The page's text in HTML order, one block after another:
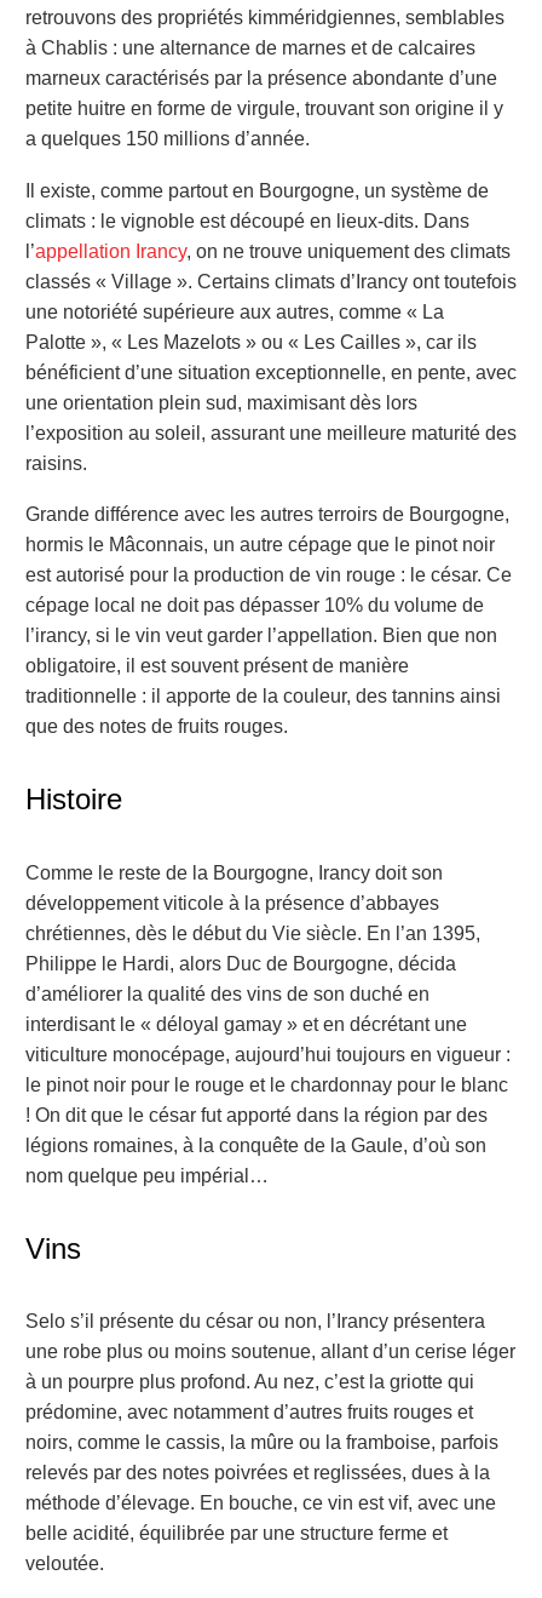
retrouvons des propriétés kimméridgiennes, semblables
à Chablis : une alternance de marnes et de calcaires
marneux caractérisés par la présence abondante d’une
petite huitre en forme de virgule, trouvant son origine il y
a quelques 150 millions d’année.
Il existe, comme partout en Bourgogne, un système de
climats : le vignoble est découpé en lieux-dits. Dans
l’appellation Irancy, on ne trouve uniquement des climats
classés « Village ». Certains climats d’Irancy ont toutefois
une notoriété supérieure aux autres, comme « La
Palotte », « Les Mazelots » ou « Les Cailles », car ils
bénéficient d’une situation exceptionnelle, en pente, avec
une orientation plein sud, maximisant dès lors
l’exposition au soleil, assurant une meilleure maturité des
raisins.
Grande différence avec les autres terroirs de Bourgogne,
hormis le Mâconnais, un autre cépage que le pinot noir
est autorisé pour la production de vin rouge : le césar. Ce
cépage local ne doit pas dépasser 10% du volume de
l’irancy, si le vin veut garder l’appellation. Bien que non
obligatoire, il est souvent présent de manière
traditionnelle : il apporte de la couleur, des tannins ainsi
que des notes de fruits rouges.
Histoire
Comme le reste de la Bourgogne, Irancy doit son
développement viticole à la présence d’abbayes
chrétiennes, dès le début du Vie siècle. En l’an 1395,
Philippe le Hardi, alors Duc de Bourgogne, décida
d’améliorer la qualité des vins de son duché en
interdisant le « déloyal gamay » et en décrétant une
viticulture monocépage, aujourd’hui toujours en vigueur :
le pinot noir pour le rouge et le chardonnay pour le blanc
! On dit que le césar fut apporté dans la région par des
légions romaines, à la conquête de la Gaule, d’où son
nom quelque peu impérial…
Vins
Selo s’il présente du césar ou non, l’Irancy présentera
une robe plus ou moins soutenue, allant d’un cerise léger
à un pourpre plus profond. Au nez, c’est la griotte qui
prédomine, avec notamment d’autres fruits rouges et
noirs, comme le cassis, la mûre ou la framboise, parfois
relevés par des notes poivrées et reglissées, dues à la
méthode d’élevage. En bouche, ce vin est vif, avec une
belle acidité, équilibrée par une structure ferme et
veloutée.